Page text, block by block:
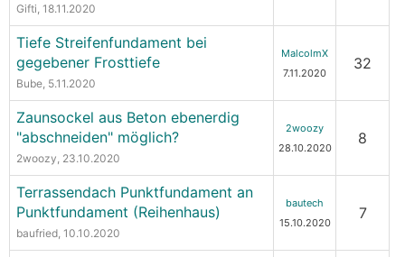
Gifti, 18.11.2020
Tiefe Streifenfundament bei
gegebener Frosttiefe
Bube, 5.11.2020
MalcolmX
7.11.2020
32
Zaunsockel aus Beton ebenerdig
"abschneiden" möglich?
2woozy, 23.10.2020
2woozy
28.10.2020
8
Terrassendach Punktfundament an
Punktfundament (Reihenhaus)
baufried, 10.10.2020
bautech
15.10.2020
7